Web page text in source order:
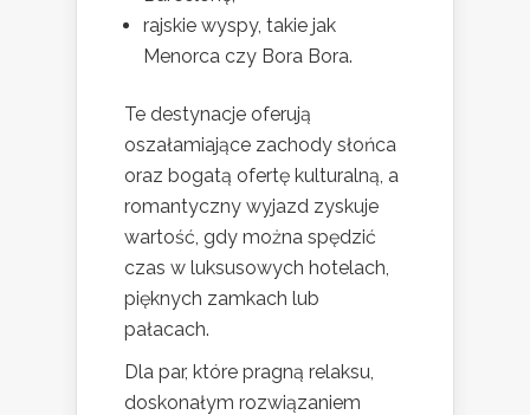
rajskie wyspy, takie jak
Menorca czy Bora Bora.
Te destynacje oferują
oszałamiające zachody słońca
oraz bogatą ofertę kulturalną, a
romantyczny wyjazd zyskuje
wartość, gdy można spędzić
czas w luksusowych hotelach,
pięknych zamkach lub
pałacach.
Dla par, które pragną relaksu,
doskonałym rozwiązaniem